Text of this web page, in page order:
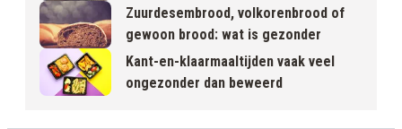
Zuurdesembrood, volkorenbrood of
gewoon brood: wat is gezonder
Kant-en-klaarmaaltijden vaak veel
ongezonder dan beweerd